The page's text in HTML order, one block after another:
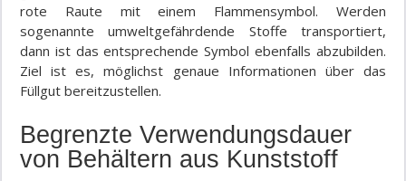
rote Raute mit einem Flammensymbol. Werden
sogenannte umweltgefährdende Stoffe transportiert,
dann ist das entsprechende Symbol ebenfalls abzubilden.
Ziel ist es, möglichst genaue Informationen über das
Füllgut bereitzustellen.
Begrenzte Verwendungsdauer
von Behältern aus Kunststoff